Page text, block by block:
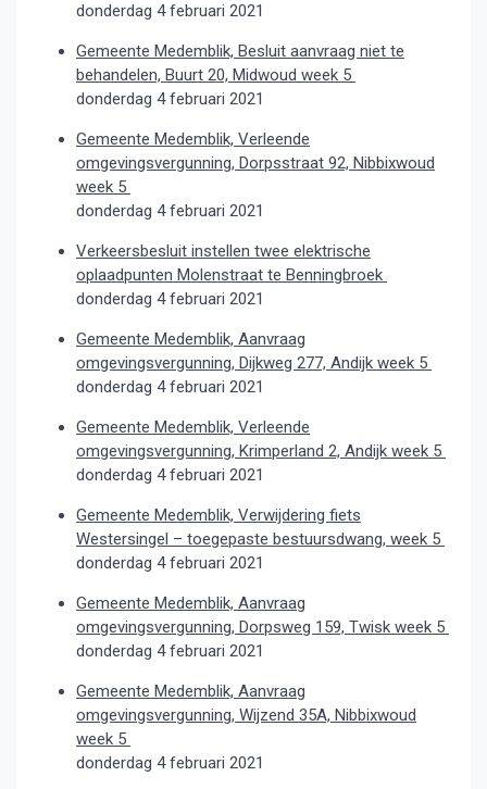
donderdag 4 februari 2021
Gemeente Medemblik, Besluit aanvraag niet te
behandelen, Buurt 20, Midwoud week 5
donderdag 4 februari 2021
Gemeente Medemblik, Verleende
omgevingsvergunning, Dorpsstraat 92, Nibbixwoud
week 5
donderdag 4 februari 2021
Verkeersbesluit instellen twee elektrische
oplaadpunten Molenstraat te Benningbroek
donderdag 4 februari 2021
Gemeente Medemblik, Aanvraag
omgevingsvergunning, Dijkweg 277, Andijk week 5
donderdag 4 februari 2021
Gemeente Medemblik, Verleende
omgevingsvergunning, Krimperland 2, Andijk week 5
donderdag 4 februari 2021
Gemeente Medemblik, Verwijdering fiets
Westersingel – toegepaste bestuursdwang, week 5
donderdag 4 februari 2021
Gemeente Medemblik, Aanvraag
omgevingsvergunning, Dorpsweg 159, Twisk week 5
donderdag 4 februari 2021
Gemeente Medemblik, Aanvraag
omgevingsvergunning, Wijzend 35A, Nibbixwoud
week 5
donderdag 4 februari 2021